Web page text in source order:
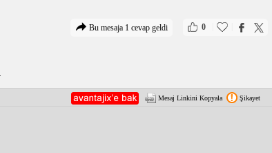
0
Bu mesaja 1 cevap geldi
Mesaj Linkini Kopyala Şikayet